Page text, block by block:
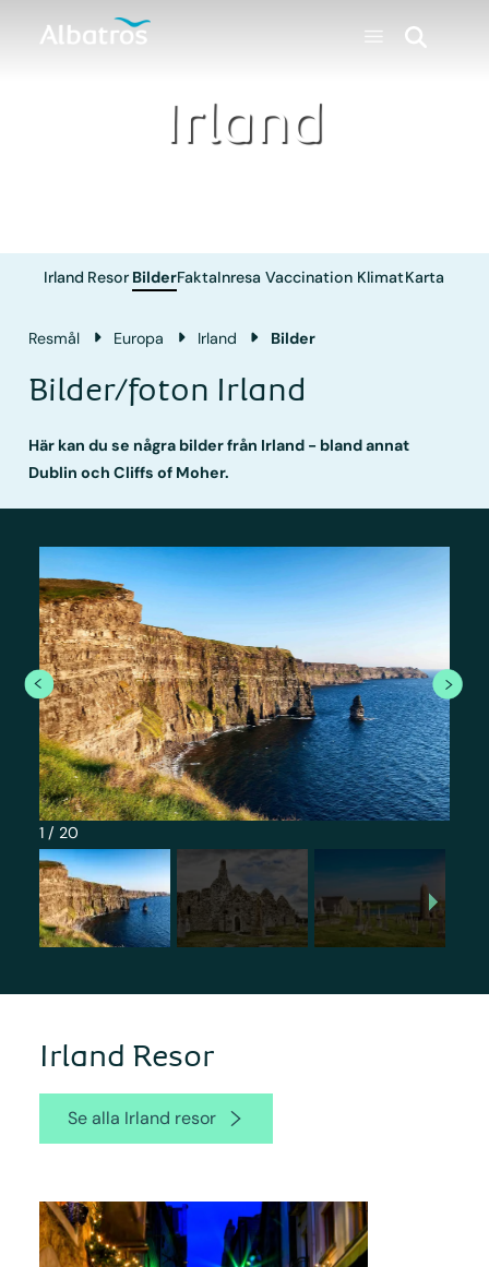
Irland
Irland Resor BilderFaktaInresa Vaccination KlimatKarta
Resmål Europa Irland Bilder
Bilder/foton Irland
Här kan du se några bilder från Irland - bland annat
Dublin och Cliffs of Moher.
1/ 20
Irland Resor
Se alla Irland resor